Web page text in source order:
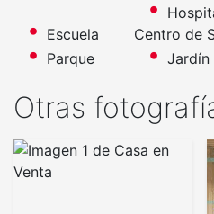
Escuela
Centro de
Parque
Jardín
Otras